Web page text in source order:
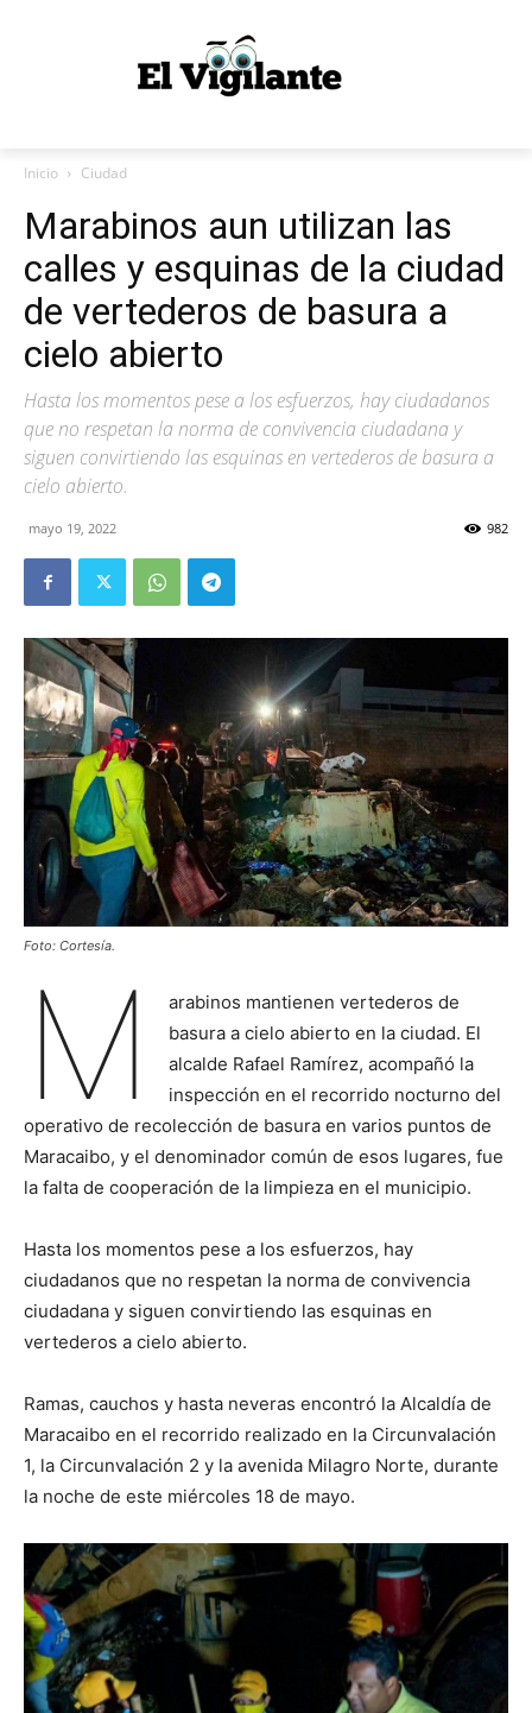
Inicio Ciudad
Marabinos aun utilizan las
calles y esquinas de la ciudad
de vertederos de basura a
cielo abierto
Hasta los momentos pese a los esfuerzos, hay ciudadanos
que no respetan la norma de convivencia ciudadana y
siguen convirtiendo las esquinas en vertederos de basura a
cielo abierto.
mayo 19, 2022 982
Foto: Cortesía.
M
arabinos mantienen vertederos de
basura a cielo abierto en la ciudad. El
alcalde Rafael Ramírez, acompañó la
inspección en el recorrido nocturno del
operativo de recolección de basura en varios puntos de
Maracaibo, y el denominador común de esos lugares, fue
la falta de cooperación de la limpieza en el municipio.
Hasta los momentos pese a los esfuerzos, hay
ciudadanos que no respetan la norma de convivencia
ciudadana y siguen convirtiendo las esquinas en
vertederos a cielo abierto.
Ramas, cauchos y hasta neveras encontró la Alcaldía de
Maracaibo en el recorrido realizado en la Circunvalación
1, la Circunvalación 2 y la avenida Milagro Norte, durante
la noche de este miércoles 18 de mayo.